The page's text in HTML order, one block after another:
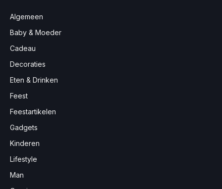
Algemeen
Baby & Moeder
Cadeau
Decoraties
Eten & Drinken
Feest
Feestartikelen
Gadgets
Kinderen
Lifestyle
Man